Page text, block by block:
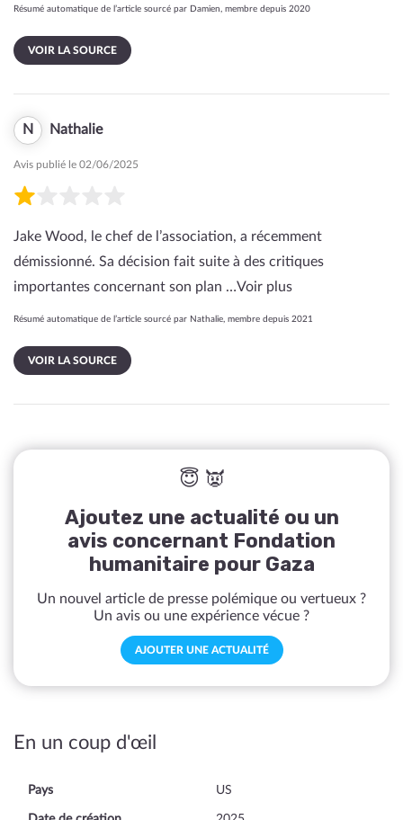
Résumé automatique de l’article sourcé par Damien, membre depuis 2020
VOIR LA SOURCE
N Nathalie
Avis publié le 02/06/2025
Jake Wood, le chef de l’association, a récemment
démissionné. Sa décision fait suite à des critiques
importantes concernant son plan …Voir plus
Résumé automatique de l’article sourcé par Nathalie, membre depuis 2021
VOIR LA SOURCE
😇 👿
Ajoutez une actualité ou un
avis concernant Fondation
humanitaire pour Gaza
Un nouvel article de presse polémique ou vertueux ?
Un avis ou une expérience vécue ?
AJOUTER UNE ACTUALITÉ
En un coup d'œil
Pays US